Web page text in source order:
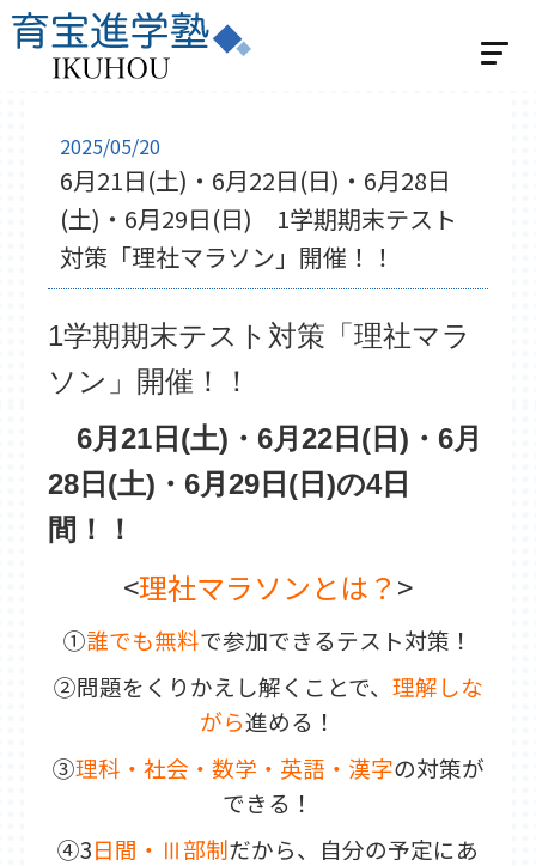
ホーム
選べる2つの指導
個別指導
学習スタジオパーソナル
集団指導 小学生の方
集団指導 中学生の方
教室紹介
飯能教室
入間教室
小川教室
東松山教室
育宝進学塾について
講師紹介
生徒保護者の声
成績UP事例
よくある質問
採用情報
2025/05/20
6月21日(土)・6月22日(日)・6月28日
(土)・6月29日(日) 1学期期末テスト
対策「理社マラソン」開催！！
1学期期末テスト対策「理社マラ
ソン」開催！！
6月21日(土)・6月22 日(日)・6月
28日(土)・6月29日(日)の4日
間！！
<理社マラソンとは？ >
①誰でも無料で参加できるテスト対策！
②問題をくりかえし解くことで、 理解しな
がら進める！
③理科・社会・数学・英語・漢字の対策が
できる！
④3日間・Ⅲ部制だから、自分の予定にあ